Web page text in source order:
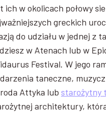
ich w okolicach połowy
greckich
do udziału w jednej z
w Atenach lub w
Festival. W jego
taneczne,
Attyka lub starożytny
architektury,